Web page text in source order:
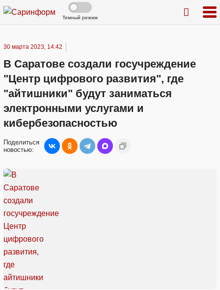
Темный режим
30 марта 2023, 14:42
В Саратове создали госучреждение
"Центр цифрового развития", где
"айтишники" будут заниматься
электронными услугами и
кибербезопасностью
Поделиться
новостью: